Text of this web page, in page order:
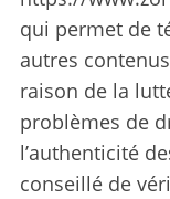
qui permet de
autres
raison de la
problèmes de
l’authenticité
conseillé de